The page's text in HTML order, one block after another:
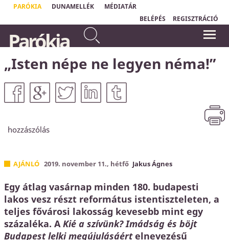
PARÓKIA DUNAMELLÉK
MÉDIATÁR
BELÉPÉS
REGISZTRÁCIÓ
...nincsen üdvösség senki
másban, mert nem is adatott az
embereknek az ég alatt
üdvözülhetnénk.
Apostolok Cselekedetei
4,12
"Isten szeretete nem valami homályos
Parókia
„Isten népe ne legyen néma!”
hozzászólás
AJÁNLÓ 2019. november 11., hétfő Jakus Ágnes
Egy átlag vasárnap minden 180. budapesti
lakos vesz részt református istentiszteleten, a
teljes fővárosi lakosság kevesebb mint egy
százaléka. AKié a szívünk? Imádság és böjt
Budapest lelki megújulásáértelnevezésű